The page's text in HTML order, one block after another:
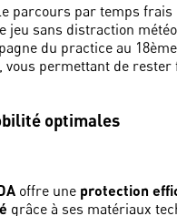
parcours par temps frais
jeu sans distraction
du practice au
vous permettant de
optimales
offre une protection
grâce à ses matériaux